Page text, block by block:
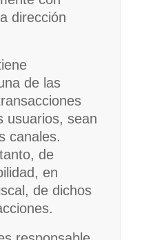
dirección
de las
usuarios, sean
canales.
de
en
de dichos